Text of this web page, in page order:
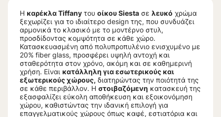
Η καρέκλα Tiffany του οίκου Siesta σε λευκό χρώμα
ξεχωρίζει για το ιδιαίτερο design της, που συνδυάζει
αρμονικά το κλασικό με το μοντέρνο στυλ,
προσδίδοντας κομψότητα σε κάθε χώρο.
Κατασκευασμένη από πολυπροπυλένιο ενισχυμένο με
20% fiber glass, προσφέρει υψηλή αντοχή και
σταθερότητα στον χρόνο, ακόμη και σε καθημερινή
χρήση. Είναι κατάλληλη για εσωτερικούς και
εξωτερικούς χώρους, διατηρώντας την ποιότητά της
σε κάθε περιβάλλον. Η στοιβαζόμενη κατασκευή της
εξασφαλίζει εύκολη αποθήκευση και εξοικονόμηση
χώρου, καθιστώντας την ιδανική επιλογή για
επαγγελματικούς χώρους όπως καφέ, εστιατόρια και